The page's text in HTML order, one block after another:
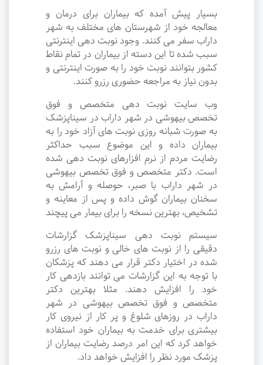
بسیار پیش آمده که بیماران برای درمان و
معالجه خود از شهرستان های مختلف به شهر
داراب سفر می کنند. وجود نوبت دهی اینترنتی
سبب شده تا این دسته از بیماران در تمام نقاط
کشور بتوانند نوبت خود را به صورت اینترنتی و
بدون نیاز به مراجعه حضوری رزرو کنند.
وب سایت نوبت دهی متخصص و فوق
تخصص بیهوشی در شهر داراب در سیناپزشک
به صورت شبانه روزی نوبت های آزاد خود را به
بیماران داده و این موضوع سبب حداکثر
رضایت مردم از نرم افزارهای نوبت دهی شده
است. دکتر متخصص و فوق تخصص بیهوشی
در شهر داراب با صبر، حوصله و آرامش به
سخنان بیماران گوش داده و پس از معاینه و
تشخیص، بهترین نسخه را برای بیمار می پیچند
سیستم نوبت دهی سیناپزشک گزارشات
دقیقی را از نوبت های خالی و نوبت های رزرو
شده در اختیار دکتر قرار می دهند که پزشکان
با توجه به این گزارشات می توانند بازدهی کار
خود را افزایش دهند. مثلا بهترین دکتر
متخصص و فوق تخصص بیهوشی در شهر
داراب در روزهای شلوغ و پر کار از نیروی کار
بیشتری برای خدمت به بیماران خود استفاده
خواهد کرد که این امر درصد رضایت بیماران از
پزشک مورد نظر را افزایش خواهد داد.